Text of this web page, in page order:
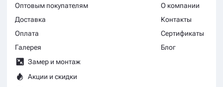
Оптовым покупателям
Доставка
Оплата
Галерея
Замер и монтаж
Акции и скидки
О компании
Контакты
Сертификаты
Блог